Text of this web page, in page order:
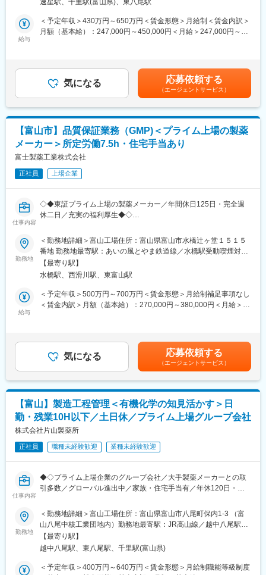
■組織構成：
20代～50代が12名程度所属しており、部長、課長を抜いた9名が
年間休日120日以上、残業時間1分単位での支給、福利厚生充実の
安定企業です。最近はジェネリック医薬品のみならず、新薬メー
カーの受託製造にも注力し、海外の厳しい審査基準にも耐えうる
原薬の開発に力を入れております。
同社は高血圧系の疾患に非常によく処方される製剤の製造を受託
しており、患者様にとってなくてはならない医薬品の原薬製造を
通して、患者様の健康に貢献することが出来ます。
★意見が尊重される風土
現在成長過程にある会社の為、全ての社員で方針を決定していき
・分析法の確立
・処方設計
・製造法の検討
グループで１～２品目の開発に取り組んでおり、
上記業務を分担して行っています。
一部業務の経験があれば応募可能です。
■ポジションの魅力：
・製剤ごとに担当する体制を取っており、処方設計から技術移管
迄一連の流れを経験することが出来ます。
・残業については時期により繁閑がございますが、開発品目数を
コントロールするなど働きやすい職場づくりに取り組んでおりま
す。（全社の平均残業時間は12.9時間／月です）
■募集部門：製剤開発課
■福利厚生：
・育児休暇、産前産後休暇の取得はもちろん、子どもが小学校を
卒業するまで、始業時間・終業時間を組み合わせて11種類の時間
・社員預金、特別有休休暇（ボランティア活動や配偶者の出産時
利用可能）など、社員の健康や安心して働き続けられる環境に向
・借上げ社宅制度：個人負担２割となります。(条件あり)
■当社について：
株式会社陽進堂は原薬開発から最終製品製造まで一貫した生産体
制を持ったジェネリック医薬品メーカーです。
グループにはその他にも輸液透析医薬品を扱うエイワイファーマ
株式会社、健康食品を扱う信和薬品株式会社、バイオシミラーの
開発を行っているケミカルバイオリサーチ株式会社があります。
グループとして幅広い事業展開を行っています。
化 ＃スケールアップ ＃技術移管 ＃CMC
速星駅、千里駅(富山県)、東八尾駅
給与
＜予定年収＞430万円～650万円＜賃金形態＞月給制＜賃金内訳＞
月額（基本給）：247,000円～450,000円＜月給＞247,000円～
を通じて上下する可能性があります。月給(月額)は固定手当を含め
た表記です。気になる 応募依頼する
（エージェントサービス）
【富山市】品質保証業務（GMP)＜プライム上場の製薬
メーカー＞所定労働7.5h・住宅手当あり
富士製薬工業株式会社
正社員 上場企業
仕事内容
◇◆東証プライム上場の製薬メーカー／年間休日125日・完全週
休二日／充実の福利厚生◆◇
■職務内容：
・GMPの統括管理に関する事項
・GMPの品質情報処理、自己点検、回収処理、逸脱管理、変更管
理、教育訓練、バリデーション、出荷判定に関する事項
・GMP文書（GMP図書、製造指図記録書類）の管理に関する事項
・行政のGMP適合性調査やGMP照会事項への対応に関する事項
・他社からのGMP監査やGMP委受託連絡に関する事項
書、衛生管理基準書及び製造管理に関する手順書類の承認
・品質保証の観点からの GMP推進業務
・年間休日125日、完全週休二日です。繁忙期には残業・休日出
勤も発生しますが、1分単位で残業代を支給します。
・残業平均10~30時間/月程度（部署や製造スケジュールによって
波があります）
また、日系のゆったりした社風と充実の福利厚生で働きやすい環
境が整っています。
・キャリアチャレンジ制度も活用されており、自ら手を挙げて他
職種に挑戦することも可能です。製造から将来的に生産技術など
にいくキャリアパスもございます。
当社は「優れた医薬品を通じて、人々の健やかな生活に貢献す
る」、「富士製薬工業の成長は、わたしたちの成長に正比例す
る」という経営理念を大切にしています。 製薬メーカーとし
て、人々の生活の向上に貢献することに加えて当社は、社員の成
に貢献しあい、社員は、会社の方向性を理解し、自らが意欲的に
勤務地
＜勤務地詳細＞富山工場住所：富山県富山市水橋辻ヶ堂１５１５
番地 勤務地最寄駅：あいの風とやま鉄道線／水橋駅受動喫煙対
策：敷地内全面禁煙変更の範囲：会社の定める事業所（リモート
ワーク含む）
【最寄り駅】
水橋駅、西滑川駅、東富山駅
給与
＜予定年収＞500万円～700万円＜賃金形態＞月給制補足事項なし
＜賃金内訳＞月額（基本給）：270,000円～380,000円＜月給＞
応じて別途決算賞与あり（過去平均：月給約2ヶ月）※求人票記載
の年収は、賞与6か月分で計算賃金はあくまでも目安の金額であ
り、選考を通じて上下する可能性があります。月給(月額)は固定手
当を含めた表記です。
気になる 応募依頼する
（エージェントサービス）
【富山】製造工程管理＜有機化学の知見活かす＞日
勤・残業10H以下／土日休／プライム上場グループ会社
株式会社片山製薬所
正社員 職種未経験歓迎 業種未経験歓迎
仕事内容
◆◇プライム上場企業のグループ会社／大手製薬メーカーとの取
引多数／グローバル進出中／家族・住宅手当有／年休120日・月
90％◆◇
■職務詳細：
医薬品の原薬や中間体の受託製造メーカーである同社にて、製造
管理スタッフとして勤務していただきます。
勤務地
＜勤務地詳細＞富山工場住所：富山県富山市八尾町保内1-3 （富
山八尾中核工業団地内）勤務地最寄駅：JR高山線／越中八尾駅受
動喫煙対策：屋内全面禁煙変更の範囲：会社の定める事業所
【最寄り駅】
越中八尾駅、東八尾駅、千里駅(富山県)
＜予定年収＞400万円～640万円＜賃金形態＞月給制職能等級制度